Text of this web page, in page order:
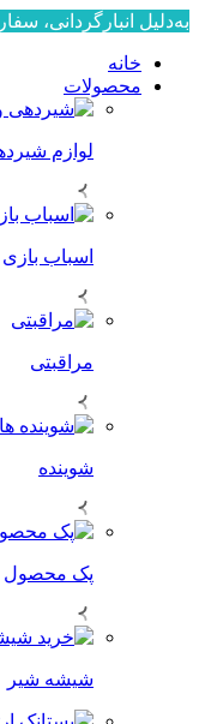
به‌دلیل انبارگردانی، سفارش‌های ثبت‌شده از ۱۲ تا ۲۳ مرداد باتاخیر ارسال می‌شوند. ارسال
خانه
محصولات
لوازم
اسباب بازی
مراقبتی
شوینده
پک محصول
شیشه شیر